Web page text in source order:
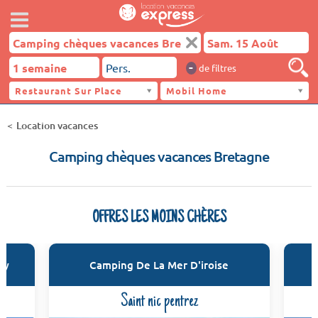
- de filtres
Restaurant Sur Place
Mobil Home
Location vacances
Camping chèques vacances Bretagne
OFFRES LES MOINS CHÈRES
Camping De La Mer D'iroise
Saint nic pentrez